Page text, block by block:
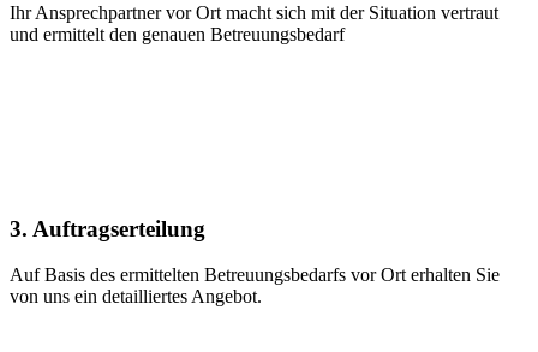
Ihr Ansprechpartner vor Ort macht sich mit der Situation vertraut
und ermittelt den genauen Betreuungsbedarf
3. Auftragserteilung
Auf Basis des ermittelten Betreuungsbedarfs vor Ort erhalten Sie
von uns ein detailliertes Angebot.